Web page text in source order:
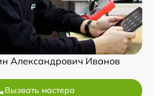
Александрович Иванов
Вызвать мастера